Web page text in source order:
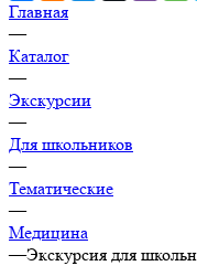
Главная
—
Каталог
—
Экскурсии
—
Для школьников
—
Тематические
—
Медицина
—Экскурсия для